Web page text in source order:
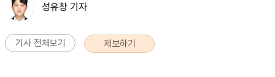
성유창 기자
기사 전체보기 제보하기